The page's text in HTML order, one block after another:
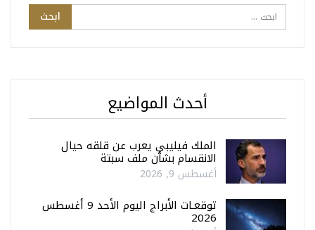
أحدث المواضيع
الملك فيليبي يعرب عن قلقه حيال
الانقسام بشأن ملف سبتة
أغسطس 9, 2026
توقعـات الأبراج اليوم الأحد 9 أغسطس
2026